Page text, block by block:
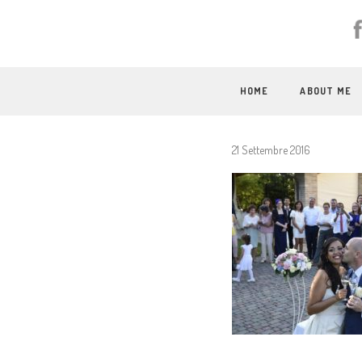
HOME ABOUT ME
21 Settembre 2016